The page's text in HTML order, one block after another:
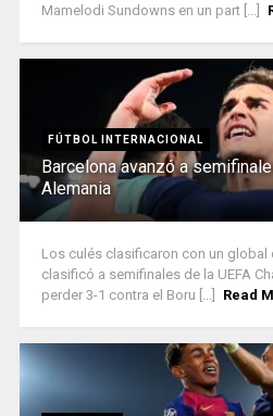
Mamelodi Sundowns en un part [...]
FÚTBOL INTERNACIONAL
Barcelona avanzó a
Alemania
Los culés clasificaron con un global
clasificó a semifinales de la UEFA
perder 3-1 contra el Boru [...]
Read